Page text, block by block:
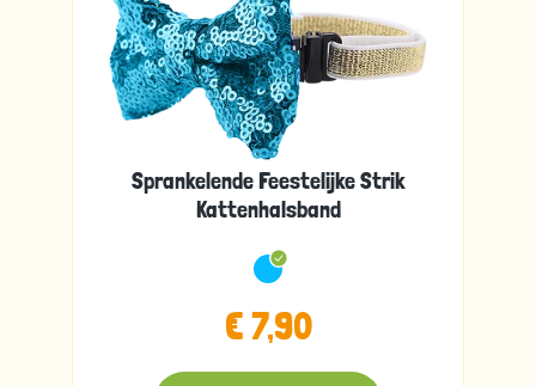
Sprankelende Feestelijke Strik
Kattenhalsband
€ 7,90